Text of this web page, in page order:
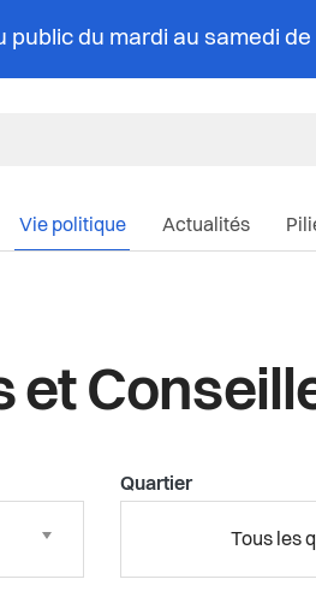
du mardi au samedi de
Vie politique Actualités
et
Quartier
Tous les